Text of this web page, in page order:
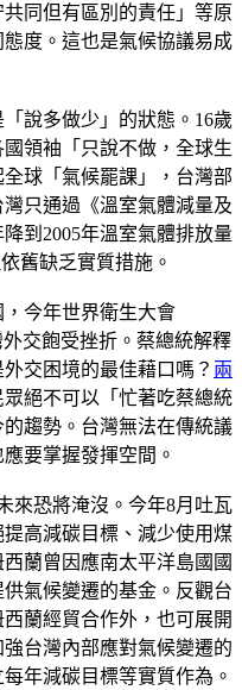
同但有區別的責任」等原
度。這也是氣候協議易成
說多做少」的狀態。16歲
領袖「只說不做，全球生
球「氣候罷課」，台灣部
只通過《溫室氣體減量及
到2005年溫室氣體排放量
舊缺乏實質措施。
今年世界衛生大會
交飽受挫折。蔡總統解釋
交困境的最佳藉口嗎？ 兩
絕不可以「忙著吃蔡總統
趨勢。台灣無法在傳統議
要掌握發揮空間。
來恐將淹沒。今年8月吐瓦
高減碳目標、減少使用煤
蘭曾因應南太平洋島國國
氣候變遷的基金。反觀台
蘭經貿合作外，也可展開
台灣內部應對氣候變遷的
年減碳目標等實質作為。